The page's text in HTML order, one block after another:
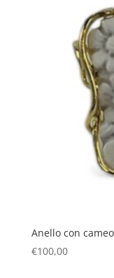
Anello con
€100,00